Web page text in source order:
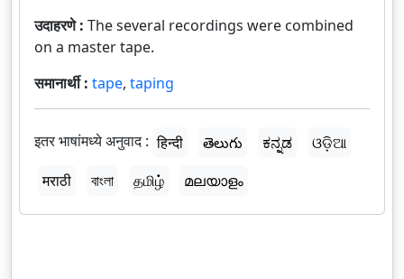
उदाहरणे : The several recordings were combined
on a master tape.
समानार्थी : tape, taping
इतर भाषांमध्ये अनुवाद : हिन्दी తెలుగు ಕನ್ನಡ
ଓଡ଼ିଆ
मराठी
বাংলা தமிழ் മലയാളം